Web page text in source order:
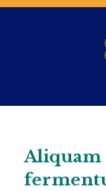
Aliquam